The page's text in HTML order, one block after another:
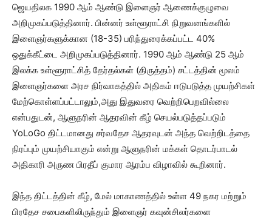
ஜெயதிலக 1990 ஆம் ஆண்டு இளைஞர் ஆணைக்குழுவை
அறிமுகப்படுத்தினார். பின்னர் உள்ளூராட்சி நிறுவனங்களில்
இளைஞர்களுக்கான (18-35) பரிந்துரைக்கப்பட்ட 40%
ஒதுக்கீட்டை அறிமுகப்படுத்தினார். 1990 ஆம் ஆண்டு 25 ஆம்
இலக்க உள்ளூராட்சித் தேர்தல்கள் (திருத்தம்) சட்டத்தின் மூலம்
இளைஞர்களை அரச நிர்வாகத்தில் அதிகம் ஈடுபடுத்த முயற்சிகள்
மேற்கொள்ளப்பட்டாலும்,அது இதுவரை வெற்றிபெறவில்லை
என்பதுடன், ஆளுநரின் ஆதரவின் கீழ் செயல்படுத்தப்படும்
YoLoGo திட்டமானது சர்வதேச ஆதரவுடன் அந்த வெற்றிடத்தை
நிரப்பும் முயற்சியாகும் என்று ஆளுநரின் மக்கள் தொடர்பாடல்
அதிகாரி அருண பிரதீப் குமார ஆரம்ப விழாவில் கூறினார்.
இந்த திட்டத்தின் கீழ், மேல் மாகாணத்தில் உள்ள 49 நகர மற்றும்
பிரதேச சபைகளிலிருந்தும் இளைஞர் கவுன்சிலர்களை